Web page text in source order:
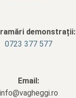
demonstrații:
0723 377 577
Email:
info@vagheggi.ro